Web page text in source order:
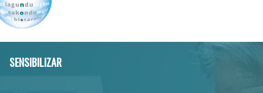
SENSIBILIZAR